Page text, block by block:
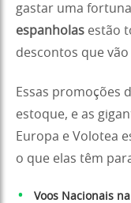
gastar uma fortuna
espanholas estão
descontos que
Essas promoções
estoque, e as
Europa e Volotea
o que elas têm
Voos Nacionais